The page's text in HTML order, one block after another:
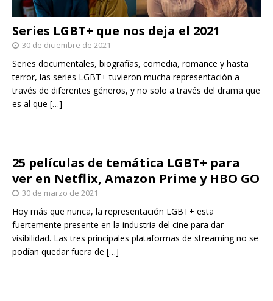
Series LGBT+ que nos deja el 2021
30 de diciembre de 2021
Series documentales, biografías, comedia, romance y hasta
terror, las series LGBT+ tuvieron mucha representación a
través de diferentes géneros, y no solo a través del drama que
es al que […]
25 películas de temática LGBT+ para
ver en Netflix, Amazon Prime y HBO GO
30 de marzo de 2021
Hoy más que nunca, la representación LGBT+ esta
fuertemente presente en la industria del cine para dar
visibilidad. Las tres principales plataformas de streaming no se
podían quedar fuera de […]